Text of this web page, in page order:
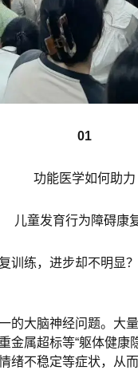
01
功能医学如何助力
儿童发育行为障碍康
练，进步却不明显
大脑神经问题。大
属超标等“躯体健
不稳定等症状，从